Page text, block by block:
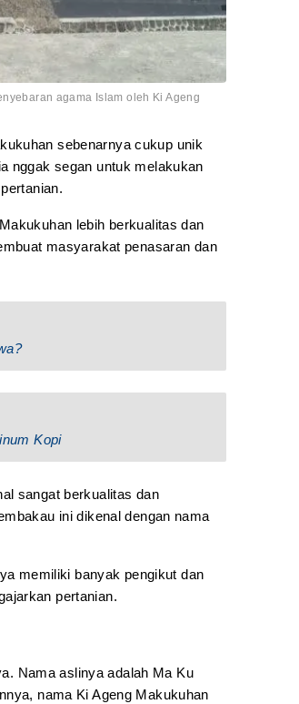
agama Islam oleh Ki Ageng
sebenarnya cukup unik
nggak segan untuk melakukan
lebih berkualitas dan
masyarakat penasaran dan
Kopi
sangat berkualitas dan
ini dikenal dengan nama
memiliki banyak pengikut dan
pertanian.
Nama aslinya adalah Ma Ku
nama Ki Ageng Makukuhan